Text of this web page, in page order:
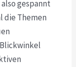
gespannt
die Themen